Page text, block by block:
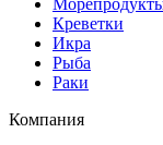
Креветки
Икра
Рыба
Раки
Компания